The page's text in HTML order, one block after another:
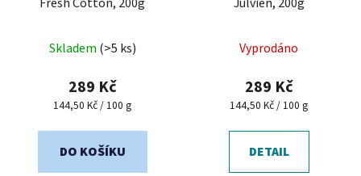
hodnocení
produktu
je
z
Skladem (>5 ks)
289 Kč
Měrná
144,50 Kč / 100 g
DO KOŠÍKU
Vyprodáno
289 Kč
Měrná
144,50 Kč / 100 g
DETAIL